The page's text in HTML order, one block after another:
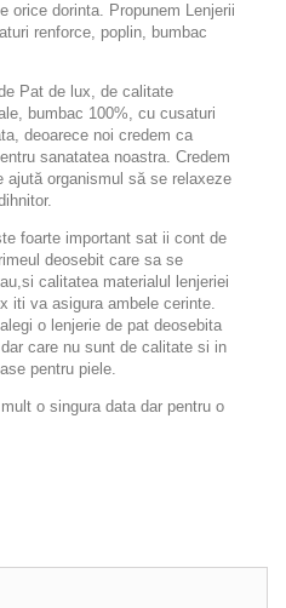
orice dorinta. Propunem Lenjerii
renforce, poplin, bumbac
Pat de lux, de calitate
bumbac 100%, cu cusaturi
deoarece noi credem ca
sanatatea noastra. Credem
ajută organismul să se relaxeze
foarte important sat ii cont de
deosebit care sa se
calitatea materialul lenjeriei
iti va asigura ambele cerinte.
o lenjerie de pat deosebita
care nu sunt de calitate si in
pentru piele.
o singura data dar pentru o